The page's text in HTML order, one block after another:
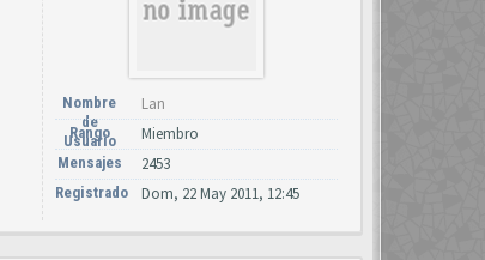
Nombre
de
Usuario
Lan
Rango Miembro
Mensajes 2453
Registrado Dom, 22 May 2011, 12:45